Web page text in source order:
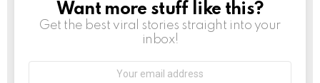
NEWSLETTER
Want more stuff like this?
Get the best viral stories straight into your
inbox!